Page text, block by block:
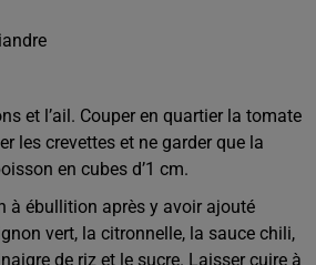
et l’ail. Couper en quartier la tomate
les crevettes et ne garder que la
en cubes d’1 cm.
à ébullition après y avoir ajouté
vert, la citronnelle, la sauce chili,
de riz et le sucre. Laisser cuire à